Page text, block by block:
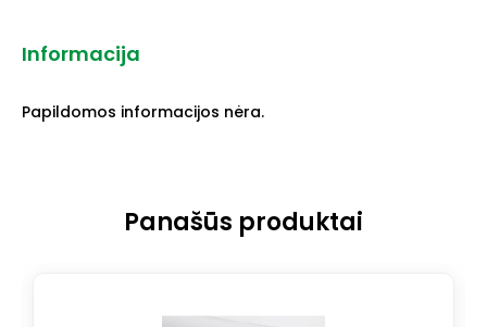
Informacija
Papildomos informacijos nėra.
Panašūs produktai